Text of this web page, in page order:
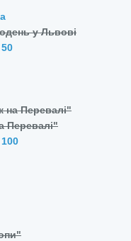
у Львові
на Перевалі"
Перевалі"